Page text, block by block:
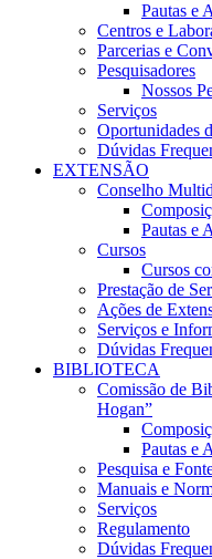
Pautas e
Centros e
Parcerias e
Pesquisadores
Nossos
Serviços
Oportunidades
Dúvidas
EXTENSÃO
Conselho
Pautas e
Cursos
Cursos
Prestação de
Ações de
Serviços e
Dúvidas
BIBLIOTECA
Comissão de
Hogan”
Pautas e
Pesquisa e
Manuais e
Serviços
Regulamento
Dúvidas